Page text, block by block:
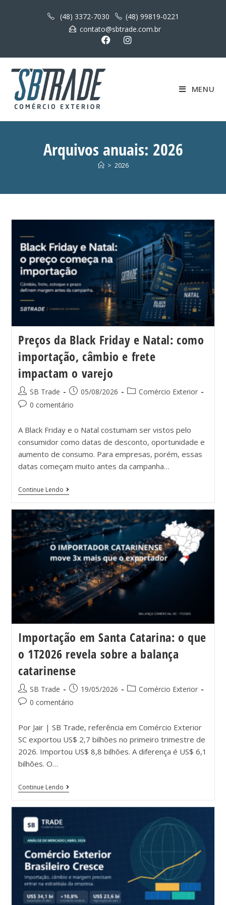
(48) 3372-7030
(48) 99819-0221
contato@sbtrade.com.br
MENU
Arquivos anuais: 2026
> 2026
Preços da Black Friday e Natal: como
importação, câmbio e frete
impactam o varejo
SB Trade 05/08/2026
Comércio Exterior
0 comentário
A Black Friday e o Natal costumam ser vistos pelo
consumidor como datas de desconto, oportunidade e
aumento de consumo. Para empresas, porém, essas
datas começam muito antes da campanha…
Continue Lendo
Importação em Santa Catarina: o que
o 1T2026 revela sobre a balança
catarinense
SB Trade 19/05/2026
Comércio Exterior
0 comentário
Por Jair | SB Trade, referência em Comércio Exterior
SC exportou US$ 2,7 bilhões no primeiro trimestre de
2026. Importou US$ 8,8 bilhões. A diferença é US$ 6,1
bilhões. O…
Continue Lendo